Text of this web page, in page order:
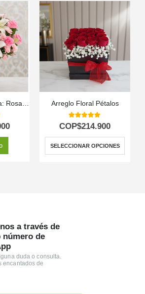
5
Arreglo Floral Pétalos
5.00out of 5
COP$214.900
SELECCIONAR OPCIONES
a través de
número de
duda o consulta.
encantados de